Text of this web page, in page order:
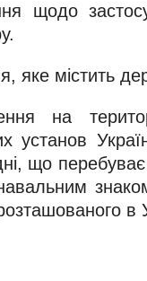
щодо
яке містить
на
установ
що
в